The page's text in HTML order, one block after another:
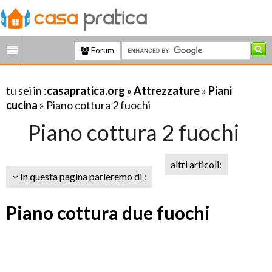
Forum
tu sei in :casapratica.org »Attrezzature» Piani
cucina » Piano cottura 2 fuochi
Piano cottura 2 fuochi
In questa pagina parleremo di :
altri articoli:
Piano cottura due fuochi